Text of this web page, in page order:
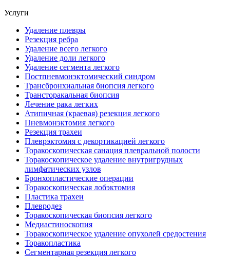
Услуги
Удаление плевры
Резекция ребра
Удаление всего легкого
Удаление доли легкого
Удаление сегмента легкого
Постпневмонэктомический синдром
Трансбронхиальная биопсия легкого
Трансторакальная биопсия
Лечение рака легких
Атипичная (краевая) резекция легкого
Пневмонэктомия легкого
Резекция трахеи
Плеврэктомия с декортикацией легкого
Торакоскопическая санация плевральной полости
Торакоскопическое удаление внутригрудных
лимфатических узлов
Бронхопластические операции
Торакоскопическая лобэктомия
Пластика трахеи
Плевродез
Торакоскопическая биопсия легкого
Медиастиноскопия
Торакоскопическое удаление опухолей средостения
Торакопластика
Сегментарная резекция легкого